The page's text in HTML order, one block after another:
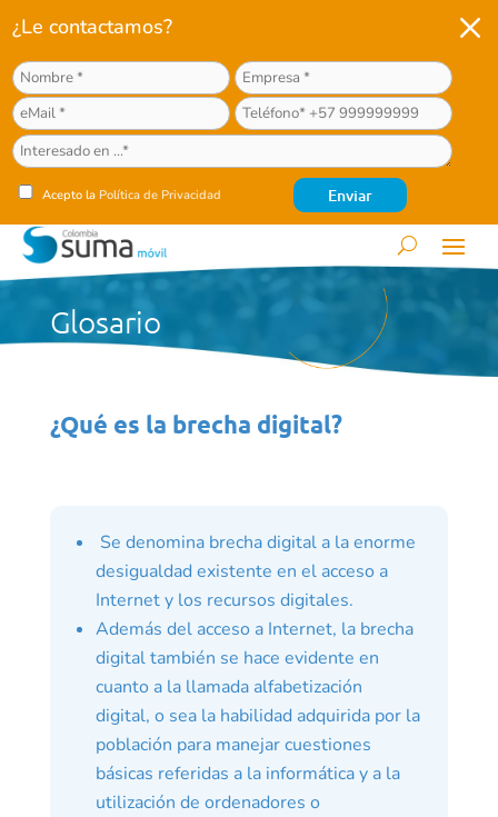
¿Le contactamos?
Acepto la Política de Privacidad
M
Glosario
¿Qué es la brecha digital?
Se denomina brecha digital a la enorme
desigualdad existente en el acceso a
Internet y los recursos digitales.
Además del acceso a Internet, la brecha
digital también se hace evidente en
cuanto a la llamada alfabetización
digital, o sea la habilidad adquirida por la
población para manejar cuestiones
básicas referidas a la informática y a la
utilización de ordenadores o